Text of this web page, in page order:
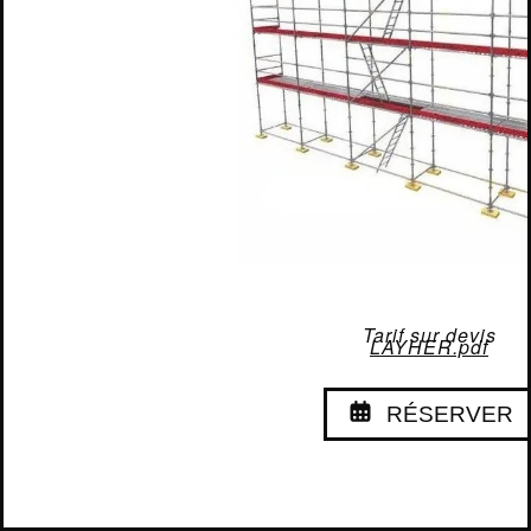
LUMIÈRE
ÉLECTRICITÉ
STRUCTURE
Echafaudage multidirectionnel Universel
Nous contacter pour les
Tarif sur devis
RÉSERVER
LAYHER.pdf